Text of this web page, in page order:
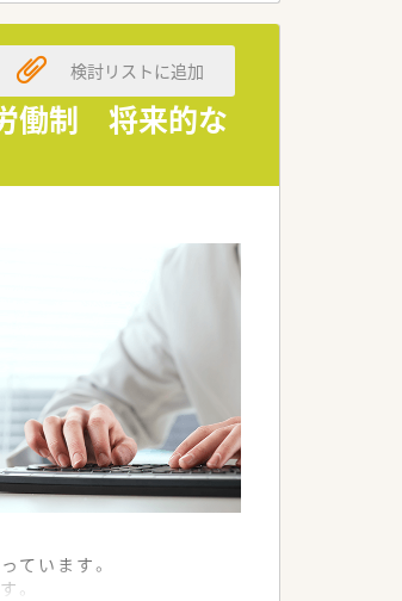
います。
件です。
を募集します。
評価します。
います。
ています。
しています。
働制 将来的な
検討リストに追加
ています。